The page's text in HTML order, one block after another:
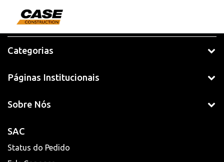
Categorias
Páginas Institucionais
Sobre Nós
SAC
Status do Pedido